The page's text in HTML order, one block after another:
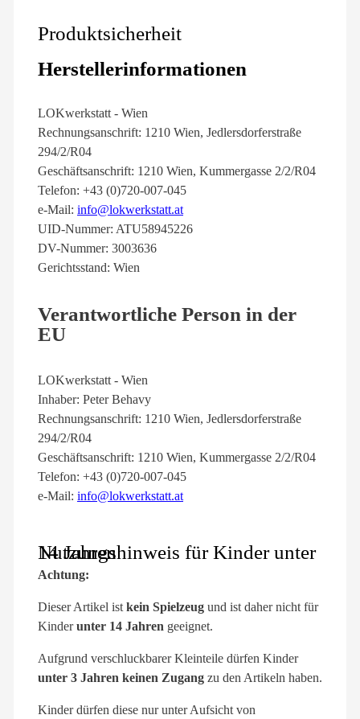
Produktsicherheit
Herstellerinformationen
LOKwerkstatt - Wien
Rechnungsanschrift: 1210 Wien, Jedlersdorferstraße
294/2/R04
Geschäftsanschrift: 1210 Wien, Kummergasse 2/2/R04
Telefon: +43 (0)720-007-045
e-Mail: info@lokwerkstatt.at
UID-Nummer: ATU58945226
DV-Nummer: 3003636
Gerichtsstand: Wien
Verantwortliche Person in der
EU
LOKwerkstatt - Wien
Inhaber: Peter Behavy
Rechnungsanschrift: 1210 Wien, Jedlersdorferstraße
294/2/R04
Geschäftsanschrift: 1210 Wien, Kummergasse 2/2/R04
Telefon: +43 (0)720-007-045
e-Mail: info@lokwerkstatt.at
Nutzungshinweis für Kinder unter 14 Jahren
Achtung:
Dieser Artikel ist kein Spielzeug und ist daher nicht für
Kinderunter 14 Jahren geeignet.
Aufgrund verschluckbarer Kleinteile dürfen Kinder
unter 3 Jahren keinen Zugang zu den Artikeln haben.
Kinder dürfen diese nur unter Aufsicht von